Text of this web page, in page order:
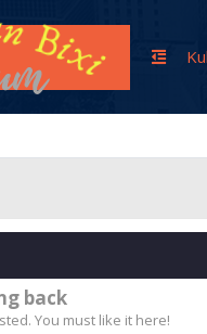
back
You must like it here!